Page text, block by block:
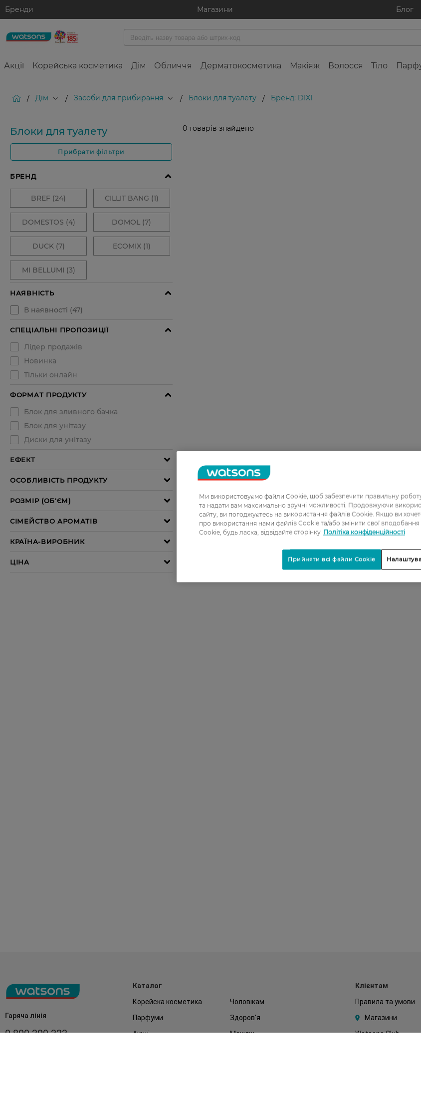
Бренди Магазини Блог
Акції Корейська косметика Дім Обличчя Дерматокосметика Макіяж Волосся Тіло
/ Дім / Засоби для прибирання / Блоки для туалету / Бренд: DIXI
Блоки для туалету
Прибрати фільтри
0 товарів знайдено
Гаряча лінія
0 800 300 333
Каталог
Корейска косметика
Чоловікам
Парфуми
Здоров'я
Акції
Макіяж
Клієнтам
Правила та умови
Магазини
Watsons Club
Ми використовуємо файли Cookie, щоб забезпечити правильну
та надати вам максимально зручні можливості. Продовжуючи
сайту, ви погоджуєтесь на використання файлів Cookie. Якщо ви
про використання нами файлів Cookie та/або змінити свої
Cookie, будь ласка, відвідайте сторінку Політіка конфіденційності
Прийняти всі файли Cookie